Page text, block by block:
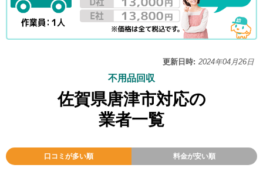
更新日時: 2024年04月26日
不用品回収
佐賀県唐津市対応の
業者一覧
口コミが多い順 料金が安い順